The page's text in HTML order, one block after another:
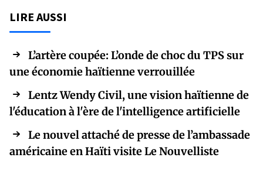
LIRE AUSSI
L’artère coupée: L’onde de choc du TPS sur
une économie haïtienne verrouillée
Lentz Wendy Civil, une vision haïtienne de
l'éducation à l'ère de l'intelligence artificielle
Le nouvel attaché de presse de l’ambassade
américaine en Haïti visite Le Nouvelliste